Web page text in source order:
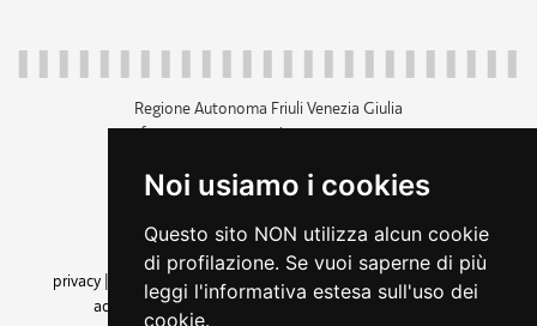
Noi usiamo i cookies
Questo sito NON utilizza alcun cookie
di profilazione. Se vuoi saperne di più
leggi l'informativa estesa sull'uso dei
cookie.
Regione Autonoma Friuli Venezia Giulia
c.f. 80014930327; p.iva 00526040324
+39 040 3771111
amministrazione trasparente
privacy
cookie |note legali accessibilità
dichiarazione di
accessibilità| feedback cambio preferenze cookie